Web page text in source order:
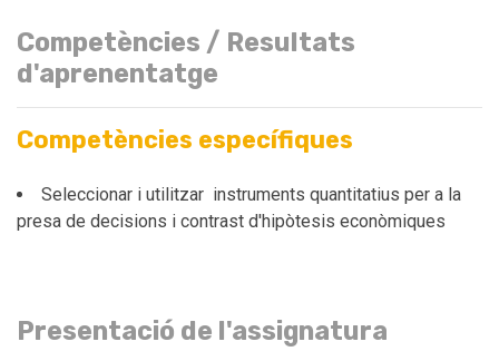
Competències / Resultats
d'aprenentatge
Competències específiques
Seleccionar i utilitzar instruments quantitatius per a la
presa de decisions i contrast d'hipòtesis econòmiques
Presentació de l'assignatura